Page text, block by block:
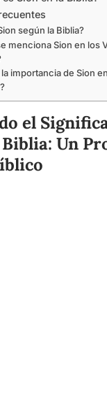
según la Biblia?
menciona Sion en los
la importancia de Sion
el
Un